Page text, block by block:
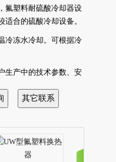
氟塑料耐硫酸冷却器设
合的硫酸冷却设备。
冷冻水冷却。可根据冷
生产中的技术参数、安
料管数量、形状、长度
耐盐酸冷却器>>>